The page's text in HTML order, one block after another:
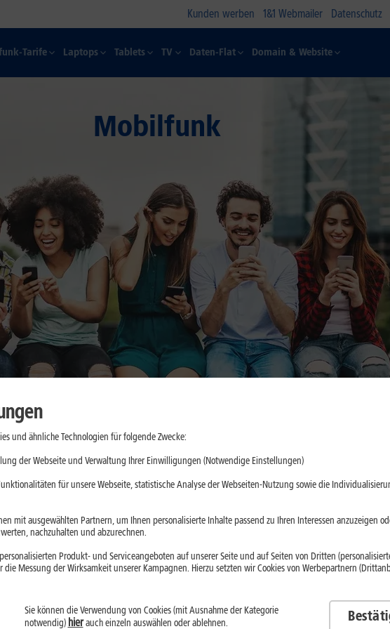
Kunden werben 1&1 Webmailer Datenschutz
Tarife Laptops Tablets TV Daten-Flat Domain & Website
Mobilfunk
Updates
belasten. Mit
kannst Du
und ähnliche Technologien für folgende Zwecke:
der Webseite und Verwaltung Ihrer Einwilligungen (Notwendige Einstellungen)
für unsere Webseite, statistische Analyse der Webseiten-Nutzung sowie die
mit ausgewählten Partnern, um Ihnen personalisierte Inhalte passend zu Ihren Interessen anzuzeigen
nachzuhalten und abzurechnen.
Produkt- und Serviceangeboten auf unserer Seite und auf Seiten von Dritten
Messung der Wirksamkeit unserer Kampagnen. Hierzu setzten wir Cookies von Werbepartnern
Sie können die Verwendung von Cookies (mit Ausnahme der Kategorie
notwendig) hierauch einzeln auswählen oder ablehnen.